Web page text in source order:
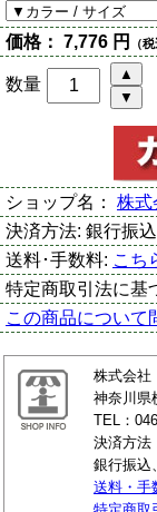
価格： 7,776 円 （
数量
ショップ名： 株
決済方法: 銀行振
送料･手数料: こち
特定商取引法に基
この商品について
株式会
神奈川県
TEL：
決済方法
銀行振込
送料・手
特定商取